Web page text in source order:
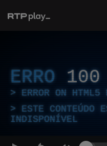
ERRO 100
ERROR ON HTML5
ESTE CONTEÚDO
INDISPONÍVEL